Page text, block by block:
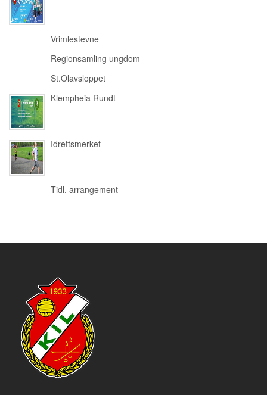
Vrimlestevne
Regionsamling ungdom
St.Olavsloppet
Klempheia Rundt
Idrettsmerket
Tidl. arrangement